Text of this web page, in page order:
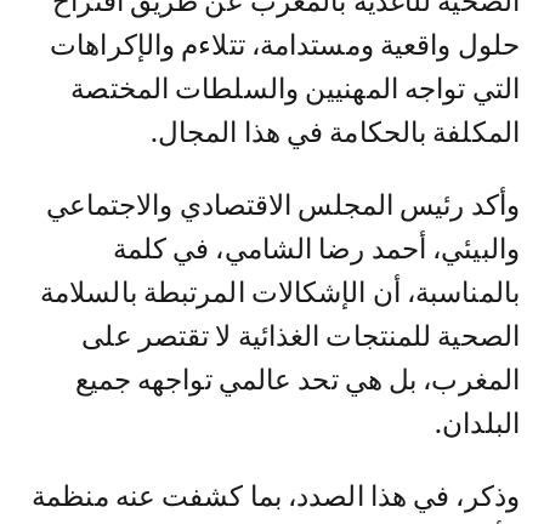
حلول واقعية ومستدامة، تتلاءم والإكراهات
التي تواجه المهنيين والسلطات المختصة
المكلفة بالحكامة في هذا المجال.
وأكد رئيس المجلس الاقتصادي والاجتماعي
والبيئي، أحمد رضا الشامي، في كلمة
بالمناسبة، أن الإشكالات المرتبطة بالسلامة
الصحية للمنتجات الغذائية لا تقتصر على
المغرب، بل هي تحد عالمي تواجهه جميع
البلدان.
وذكر، في هذا الصدد، بما كشفت عنه منظمة